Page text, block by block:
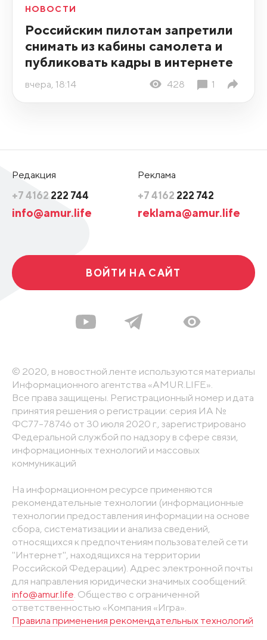
НОВОСТИ
Российским пилотам запретили
снимать из кабины самолета и
публиковать кадры в интернете
вчера, 18:14 428 1
Редакция
+7 4162 222 744
info@amur.life
Реклама
+7 4162 222 742
reklama@amur.life
ВОЙТИ НА САЙТ
© 2020, в новостной ленте используются материалы
Информационного агентства «AMUR.LIFE».
Все права защищены. Регистрационный номер и дата
принятия решения о регистрации: серия ИА №
ФС77-78746 от 30 июля 2020 г., зарегистрировано
Федеральной службой по надзору в сфере связи,
информационных технологий и массовых
коммуникаций
На информационном ресурсе применяются
рекомендательные технологии (информационные
технологии предоставления информации на основе
сбора, систематизации и анализа сведений,
относящихся к предпочтениям пользователей сети
"Интернет", находящихся на территории
Российской Федерации). Адрес электронной почты
для направления юридически значимых сообщений:
info@amur.life . Общество с ограниченной
ответственностью «Компания «Игра».
Правила применения рекомендательных технологий